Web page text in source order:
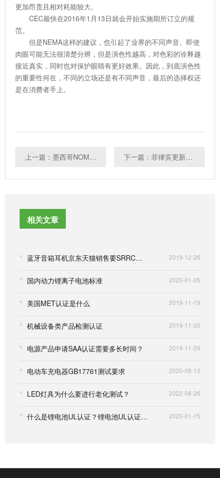
更加昂贵且相对耗能较大。
CEC最快在2016年1月13日就会开始实施期所订立的规
范。
但是NEMA这样的建议，也引起了业界的不同声音。即使
肉眼可能无法很清楚分辨，但是演色性越高，对色彩的诠释越
接近真实，同时也对保护眼睛有更好效果。因此，到底演色性
的重要性何在，不同的立场还是有不同声音，最后的选择权还
是在消费者手上。
上一篇：墨西哥NOM强制性认证的法律依据和主管机构 下一篇：菲律宾更新灯具规范，重心将迁移LED灯
相关文章
蓝牙音箱耳机京东天猫销售要SRRC认证吗？ 2019-12-26
国内动力锂离子电池标准 2020-01-05
美国MET认证是什么 2019-11-19
机械设备类产品检测认证 2019-11-20
电源产品申请SAA认证需要多长时间？ 2019-11-29
电动车充电器GB17761测试要求 2020-08-13
LED灯具为什么要进行老化测试？ 2022-08-26
什么是锂电池UL认证？锂电池UL认证答疑 2020-01-15